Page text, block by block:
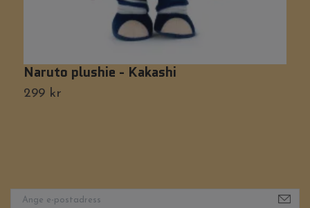
Naruto plushie - Kakashi
299 kr